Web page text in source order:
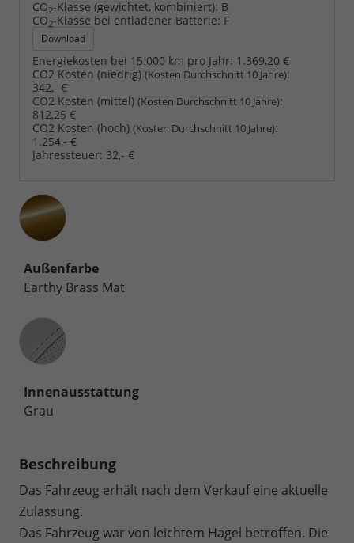
CO2-Klasse (gewichtet, kombiniert): B
CO2-Klasse bei entladener Batterie: F
Download
Energiekosten bei 15.000 km pro Jahr: 1.369,20 €
CO2 Kosten (niedrig) (Kosten Durchschnitt 10 Jahre):
342,- €
CO2 Kosten (mittel) (Kosten Durchschnitt 10 Jahre):
812,25 €
CO2 Kosten (hoch) (Kosten Durchschnitt 10 Jahre):
1.254,- €
Jahressteuer: 32,- €
Außenfarbe
Earthy Brass Mat
Innenausstattung
Innenausstattung
Grau
Beschreibung
Das Fahrzeug erhält nach dem Verkauf eine aktuelle
Zulassung.
Das Fahrzeug war von leichtem Hagel betroffen. Die